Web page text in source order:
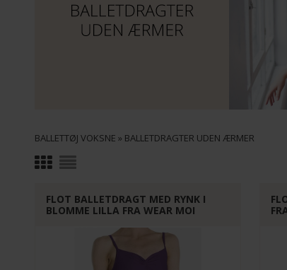
BALLETTØJ VOKSNE » BALLETDRAGTER UDEN ÆRMER
FLOT BALLETDRAGT MED RYNK I
BLOMME LILLA FRA WEAR MOI